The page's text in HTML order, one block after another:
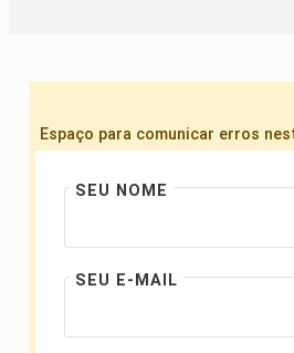
Espaço para comunicar erros
SEU NOME
SEU E-MAIL